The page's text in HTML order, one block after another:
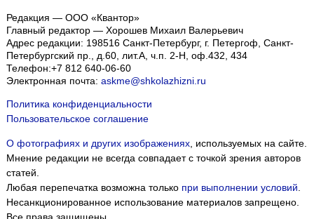
Редакция — ООО «Квантор»
Главный редактор — Хорошев Михаил Валерьевич
Адрес редакции: 198516 Санкт-Петербург, г. Петергоф Санкт-
Петербургский пр., д.60, лит.А, ч.п. 2-Н, оф.432, 434
Телефон:+7 812 640-06-60
Электронная почта: askme@shkolazhizni.ru
Политика конфиденциальности
Пользовательское соглашение
О фотографиях и других изображениях, используемых на сайте.
Мнение редакции не всегда совпадает с точкой зрения авторов
статей.
Любая перепечатка возможна только при выполнении условий
Несанкционированное использование материалов запрещено.
Все права защищены.